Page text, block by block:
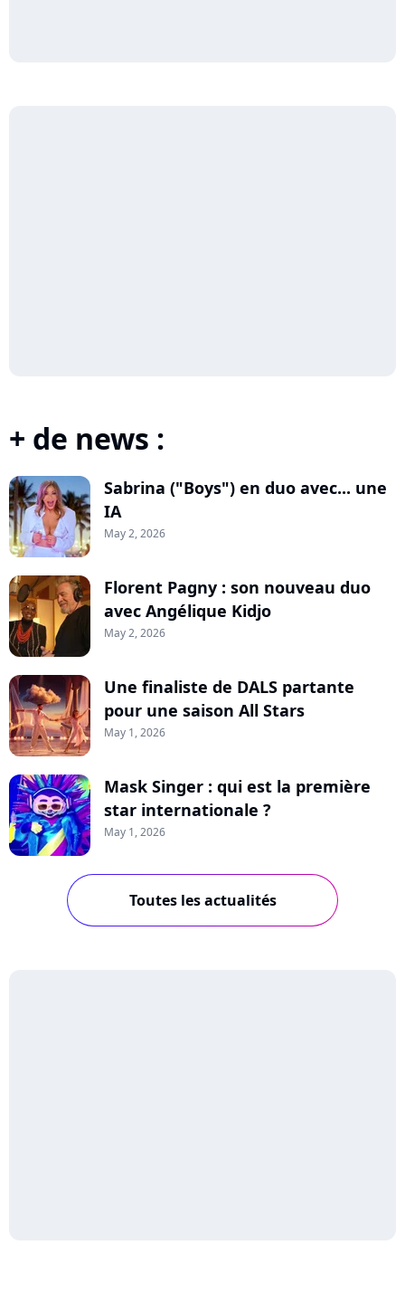
+ de news :
Sabrina ("Boys") en duo avec... une
IA
May 2, 2026
Florent Pagny : son nouveau duo
avec Angélique Kidjo
May 2, 2026
Une finaliste de DALS partante
pour une saison All Stars
May 1, 2026
Mask Singer : qui est la première
star internationale ?
May 1, 2026
Toutes les actualités